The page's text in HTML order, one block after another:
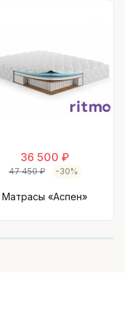
36 500 ₽
47 450 ₽ -30%
Матрасы «Аспен»